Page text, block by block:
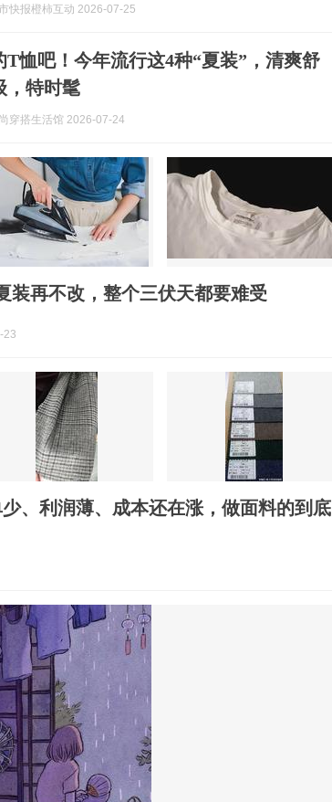
快报橙柿互动 2026-07-25
T恤吧！今年流行这4种“夏装”，清爽舒
，特时髦
穿搭生活馆 2026-07-24
装再不改，整个三伏天都要难受
23
、利润薄、成本还在涨，做面料的到底